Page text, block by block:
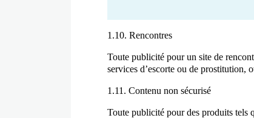
1.10. Rencontres
Toute publicité pour un site de
services d’escorte ou de prostitution,
1.11. Contenu non sécurisé
Toute publicité pour des produits tels